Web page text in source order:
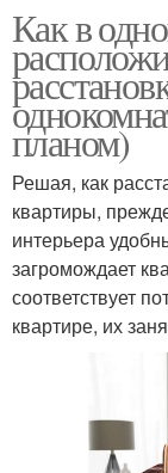
Как в
планом)
Решая, как
квартиры,
интерьера
загромождает
соответствует
квартире, их